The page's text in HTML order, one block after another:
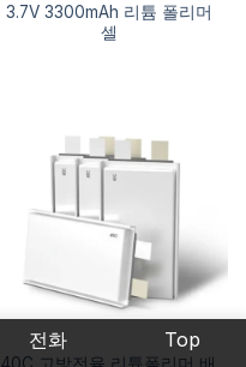
3.7V 3300mAh 리튬 폴리머
셀
전화 Top